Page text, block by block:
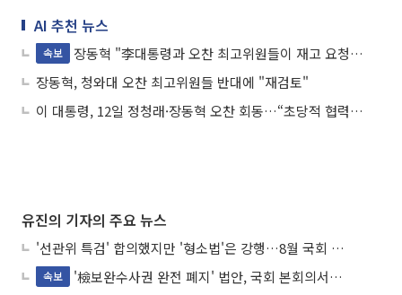
AI 추천 뉴스
속보
장동혁 "李대통령과 오찬 최고위원들이 재고 요청…재논의할 것"
장동혁, 청와대 오찬 최고위원들 반대에 "재검토"
이 대통령, 12일 정청래·장동혁 오찬 회동…“초당적 협력 방안 논의”
유진의 기자의 주요 뉴스
'선관위 특검' 합의했지만 '형소법'은 강행…8월 국회 '입법 2차전' 예고
속보
'檢보완수사권 완전 폐지' 법안, 국회 본회의서 민주당 주도 통과